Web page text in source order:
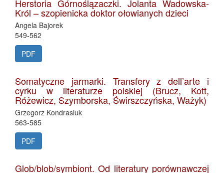
Herstoria Górnoślązaczki. Jolanta Wadowska-
Król – szopienicka doktor ołowianych dzieci
Angela Bajorek
549-562
PDF
Somatyczne jarmarki. Transfery z dell’arte i
cyrku w literaturze polskiej (Brucz, Kott,
Różewicz, Szymborska, Świrszczyńska, Ważyk)
Grzegorz Kondrasiuk
563-585
PDF
Glob/blob/symbiont. Od literatury porównawczej